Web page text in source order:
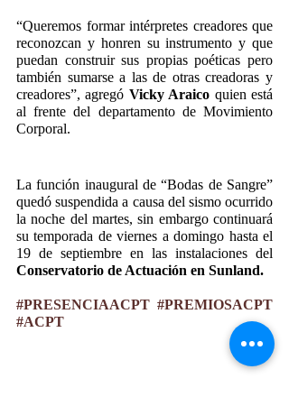
“Queremos formar intérpretes creadores que
reconozcan y honren su instrumento y que
puedan construir sus propias poéticas pero
también sumarse a las de otras creadoras y
creadores”, agregó Vicky Araico quien está
al frente del departamento de Movimiento
Corporal.
La función inaugural de “Bodas de Sangre”
quedó suspendida a causa del sismo ocurrido
la noche del martes, sin embargo continuará
su temporada de viernes a domingo hasta el
Conservatorio de Actuación en Sunland.
#PRESENCIAACPT #PREMIOSACPT
#ACPT